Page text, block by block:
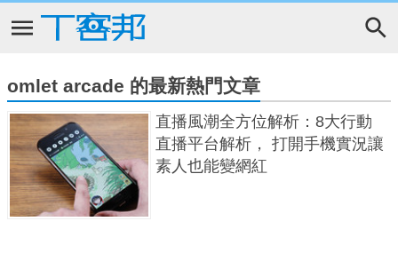
omlet arcade 的最新熱門文章
直播風潮全方位解析：8大行動
直播平台解析， 打開手機實況讓
素人也能變網紅